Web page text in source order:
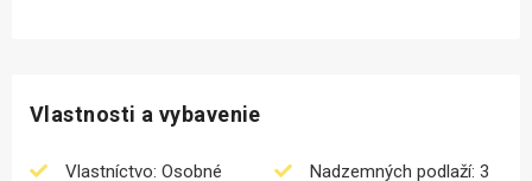
Vlastnosti a vybavenie
Vlastníctvo: Osobné
Nadzemných podlaží: 3